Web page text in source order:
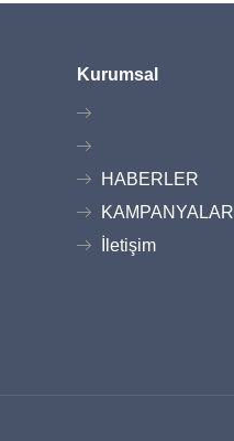
Kurumsal
HABERLER
KAMPANYALAR
İletişim